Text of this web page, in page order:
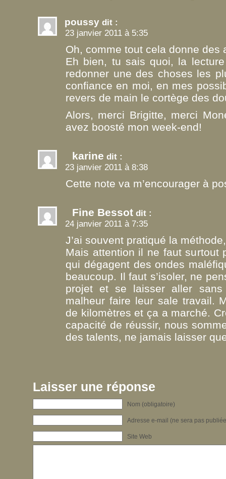
poussy dit :
23 janvier 2011 à 5:35
Oh, comme tout cela donne des
Eh bien, tu sais quoi, la
redonner une des choses les
confiance en moi, en mes
revers de main le cortège des
Alors, merci Brigitte, merci
avez boosté mon week-end!
karine dit :
23 janvier 2011 à 8:38
Cette note va m’encourager à
Fine Bessot dit :
24 janvier 2011 à 7:35
J’ai souvent pratiqué la
Mais attention il ne faut surtout
qui dégagent des ondes
beaucoup. Il faut s’isoler, ne
projet et se laisser aller
malheur faire leur sale travail.
de kilomètres et ça a marché.
capacité de réussir, nous
des talents, ne jamais laisser
Laisser une réponse
Nom (obligatoire)
Adresse e-mail (ne sera pas
Site Web